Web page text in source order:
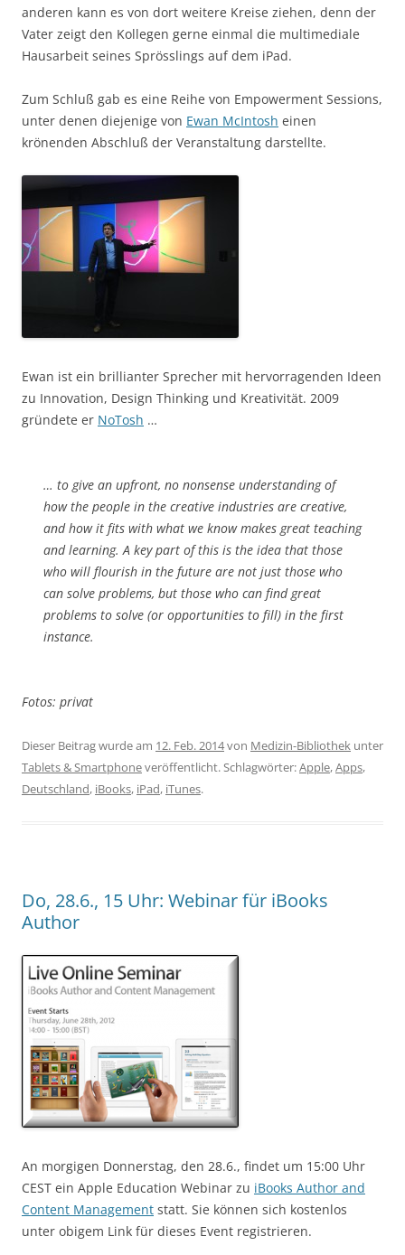
anderen kann es von dort weitere Kreise ziehen, denn der
Vater zeigt den Kollegen gerne einmal die multimediale
Hausarbeit seines Sprösslings auf dem iPad.
Zum Schluß gab es eine Reihe von Empowerment Sessions,
unter denen diejenige von Ewan McIntosh einen
krönenden Abschluß der Veranstaltung darstellte.
Ewan ist ein brillianter Sprecher mit hervorragenden Ideen
zu Innovation, Design Thinking und Kreativität. 2009
gründete er NoTosh …
… to give an upfront, no nonsense understanding of
how the people in the creative industries are creative,
and how it fits with what we know makes great teaching
and learning. A key part of this is the idea that those
who will flourish in the future are not just those who
can solve problems, but those who can find great
problems to solve (or opportunities to fill) in the first
instance.
Fotos: privat
Dieser Beitrag wurde am 12. Feb. 2014von Medizin-Bibliothek unter
Tablets & Smartphoneveröffentlicht. Schlagwörter:Apple,Apps,
Deutschland, iBooks, iPad, iTunes.
Do, 28.6., 15 Uhr: Webinar für iBooks
Author
An morgigen Donnerstag, den 28.6., findet um 15:00 Uhr
CEST ein Apple Education Webinar zu iBooks Author and
Content Management statt. Sie können sich kostenlos
unter obigem Link für dieses Event registrieren.